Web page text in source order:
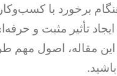
برخورد با
تأثیر مثبت و
مقاله، اصول مهم